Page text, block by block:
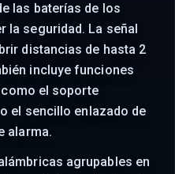
las baterías de los
la seguridad. La señal
distancias de hasta 2
incluye funciones
el soporte
el sencillo enlazado de
alarma.
agrupables en